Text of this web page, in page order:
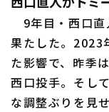
9年目・西口直
果たした。2023
た影響で、昨季
西口投手。そし
な調整ぶりを見